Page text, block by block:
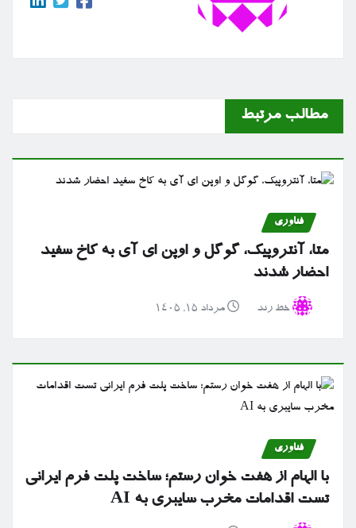
مطالب مرتبط
فناوری
متا، آنتروپیک، گوگل و اوپن ای آی به کاخ سفید
احضار شدند
خط رند مرداد ۱۵, ۱۴۰۵
فناوری
با الهام از هفت خوان رستم؛ ساخت پلت فرم ایرانی
تست اقدامات مخرب سایبری به AI